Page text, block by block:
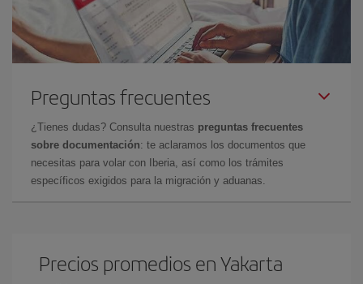
Preguntas frecuentes
¿Tienes dudas? Consulta nuestras preguntas frecuentes
sobre documentación: te aclaramos los documentos que
necesitas para volar con Iberia, así como los trámites
específicos exigidos para la migración y aduanas.
Precios promedios en Yakarta